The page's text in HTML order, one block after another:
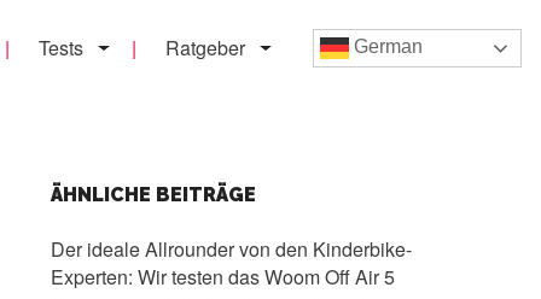
Tests Ratgeber German
ÄHNLICHE BEITRÄGE
Der ideale Allrounder von den Kinderbike-
Experten: Wir testen das Woom Off Air 5